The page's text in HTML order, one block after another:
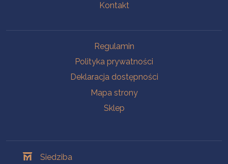
Kontakt
Regulamin
Polityka prywatności
Deklaracja dostępności
Mapa strony
Sklep
Siedziba